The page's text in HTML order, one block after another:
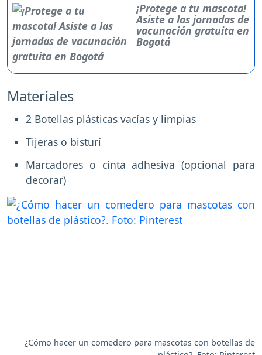
¡Protege a tu mascota!
Asiste a las jornadas de
vacunación gratuita en
Bogotá
Materiales
2 Botellas plásticas vacías y limpias
Tijeras o bisturí
Marcadores o cinta adhesiva (opcional para
decorar)
¿Cómo hacer un comedero para mascotas con botellas de